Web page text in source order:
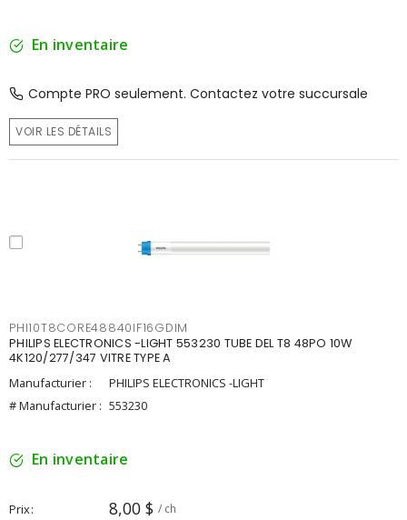
En inventaire
Compte PRO seulement. Contactez votre succursale
VOIR LES DÉTAILS
PHI10T8CORE48840IF16GDIM
PHILIPS ELECTRONICS -LIGHT 553230 TUBE DEL T8 48PO 10W
4K120/277/347 VITRE TYPE A
Manufacturier :
PHILIPS ELECTRONICS -LIGHT
# Manufacturier : 553230
En inventaire
Prix 8,00 $ / ch